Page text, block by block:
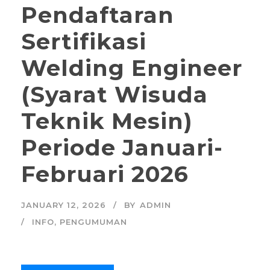
Pendaftaran
Sertifikasi
Welding Engineer
(Syarat Wisuda
Teknik Mesin)
Periode Januari-
Februari 2026
JANUARY 12, 2026 BY ADMIN
INFO, PENGUMUMAN